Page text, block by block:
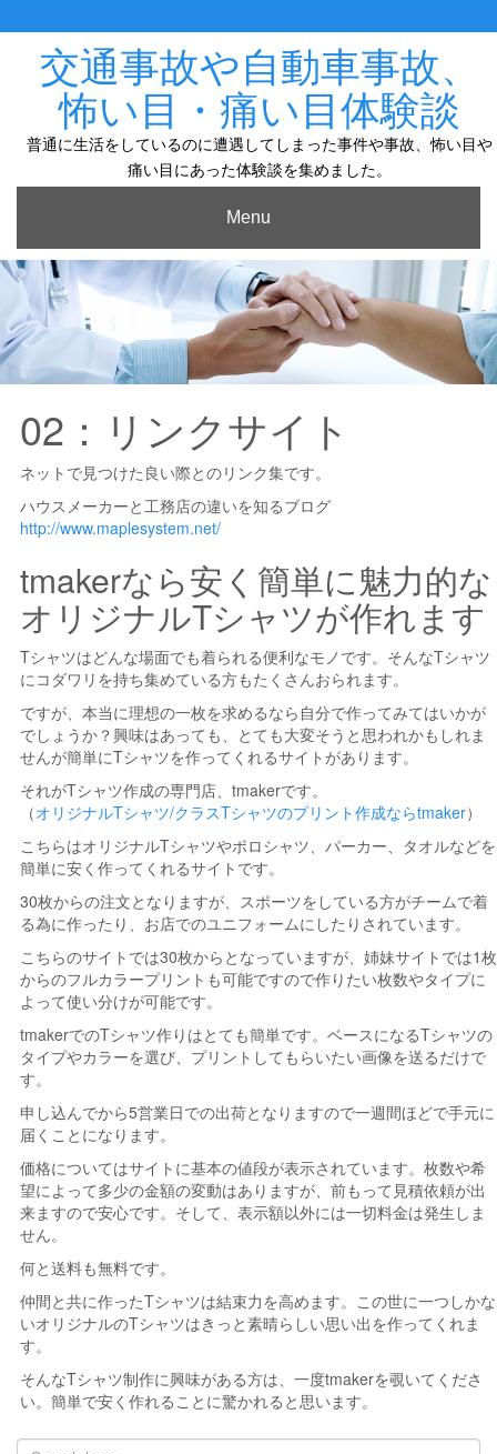
to
content交通事故や自動車事故、
怖い目・痛い目体験談
普通に生活をしているのに遭遇してしまった事件や事故、怖い目や
痛い目にあった体験談を集めました。
Menu
02：リンクサイト
ネットで見つけた良い際とのリンク集です。
ハウスメーカーと工務店の違いを知るブログ
http://www.maplesystem.net/
tmakerなら安く簡単に魅力的な
オリジナルTシャツが作れます
Tシャツはどんな場面でも着られる便利なモノです。そんなTシャツ
にコダワリを持ち集めている方もたくさんおられます。
ですが、本当に理想の一枚を求めるなら自分で作ってみてはいかが
でしょうか？興味はあっても、とても大変そうと思われかもしれま
せんが簡単にTシャツを作ってくれるサイトがあります。
それがTシャツ作成の専門店、tmakerです。
（オリジナルTシャツ/クラスTシャツのプリント作成ならtmaker）
こちらはオリジナルTシャツやポロシャツ、パーカー、タオルなどを
簡単に安く作ってくれるサイトです。
30枚からの注文となりますが、スポーツをしている方がチームで着
る為に作ったり、お店でのユニフォームにしたりされています。
こちらのサイトでは30枚からとなっていますが、姉妹サイトでは1枚
からのフルカラープリントも可能ですので作りたい枚数やタイプに
よって使い分けが可能です。
tmakerでのTシャツ作りはとても簡単です。ベースになるTシャツの
タイプやカラーを選び、プリントしてもらいたい画像を送るだけで
す。
申し込んでから5営業日での出荷となりますので一週間ほどで手元に
届くことになります。
価格についてはサイトに基本の値段が表示されています。枚数や希
望によって多少の金額の変動はありますが、前もって見積依頼が出
来ますので安心です。そして、表示額以外には一切料金は発生しま
せん。
何と送料も無料です。
仲間と共に作ったTシャツは結束力を高めます。この世に一つしかな
いオリジナルのTシャツはきっと素晴らしい思い出を作ってくれま
す。
そんなTシャツ制作に興味がある方は、一度tmakerを覗いてくださ
い。簡単で安く作れることに驚かれると思います。